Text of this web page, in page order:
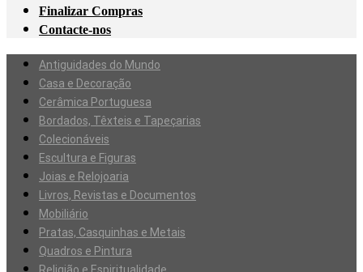
Finalizar Compras
Contacte-nos
Antiguidades do Mundo
Casa e Decoração
Cerâmica Portuguesa
Bordados, Têxteis e Tapeçarias
Colecionáveis
Escultura e Figuras
Joias e Relojoaria
Livros, Revistas e Documentos
Mobiliário
Pratas, Casquinhas e Metais
Quadros e Pintura